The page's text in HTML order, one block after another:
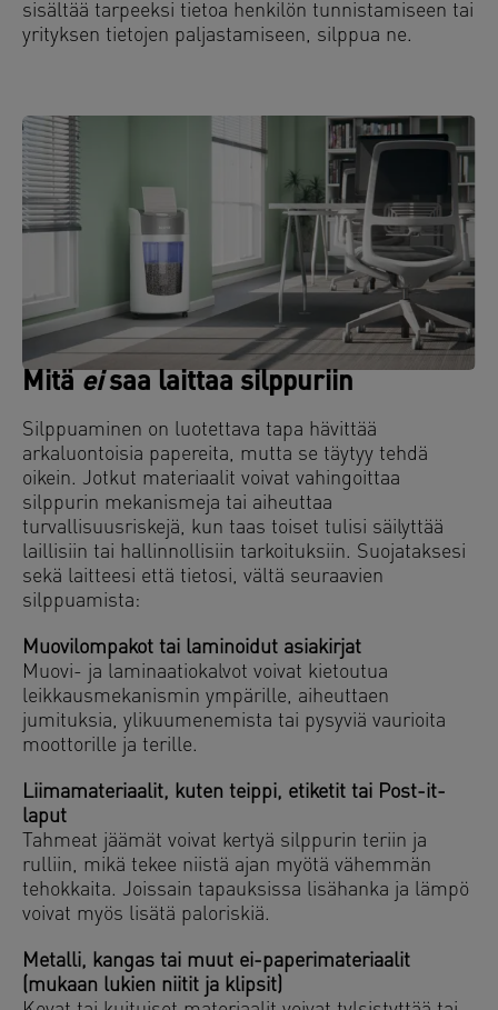
sisältää tarpeeksi tietoa henkilön tunnistamiseen tai
yrityksen tietojen paljastamiseen, silppua ne.
Mitä eisaa laittaa silppuriin
Silppuaminen on luotettava tapa hävittää
arkaluontoisia papereita, mutta se täytyy tehdä
oikein. Jotkut materiaalit voivat vahingoittaa
silppurin mekanismeja tai aiheuttaa
turvallisuusriskejä, kun taas toiset tulisi säilyttää
laillisiin tai hallinnollisiin tarkoituksiin. Suojataksesi
sekä laitteesi että tietosi, vältä seuraavien
silppuamista:
Muovilompakot tai laminoidut asiakirjat
Muovi- ja laminaatiokalvot voivat kietoutua
leikkausmekanismin ympärille, aiheuttaen
jumituksia, ylikuumenemista tai pysyviä vaurioita
moottorille ja terille.
Liimamateriaalit, kuten teippi, etiketit tai Post-it-
laput
Tahmeat jäämät voivat kertyä silppurin teriin ja
rulliin, mikä tekee niistä ajan myötä vähemmän
tehokkaita. Joissain tapauksissa lisähanka ja lämpö
voivat myös lisätä paloriskiä.
Metalli, kangas tai muut ei-paperimateriaalit
(mukaan lukien niitit ja klipsit)